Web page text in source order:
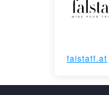
falstaff.at